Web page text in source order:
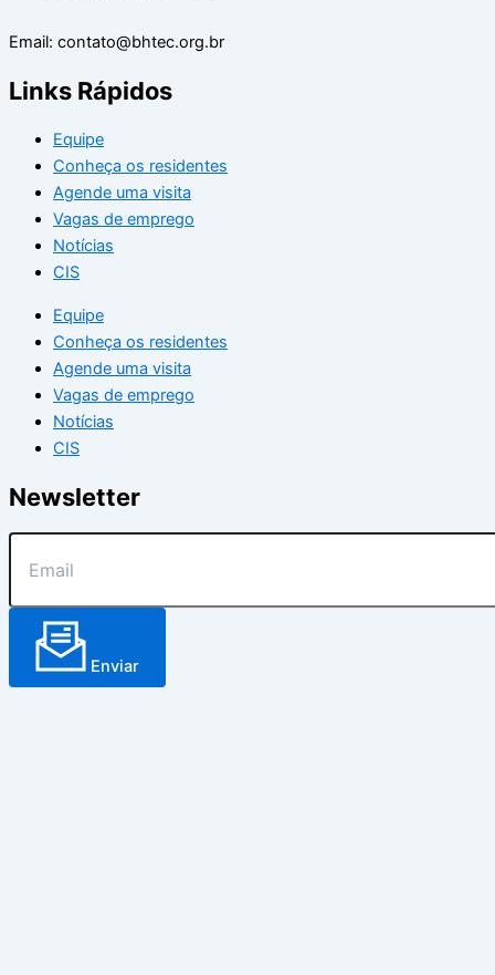
Email: contato@bhtec.org.br
Links Rápidos
Equipe
Conheça os residentes
Agende uma visita
Vagas de emprego
Notícias
CIS
Equipe
Conheça os residentes
Agende uma visita
Vagas de emprego
Notícias
CIS
Newsletter
Enviar